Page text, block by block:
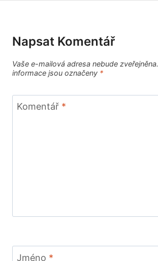
Napsat Komentář
Vaše e-mailová adresa nebude zveřejněna.
informace jsou označeny *
Komentář *
Jméno *